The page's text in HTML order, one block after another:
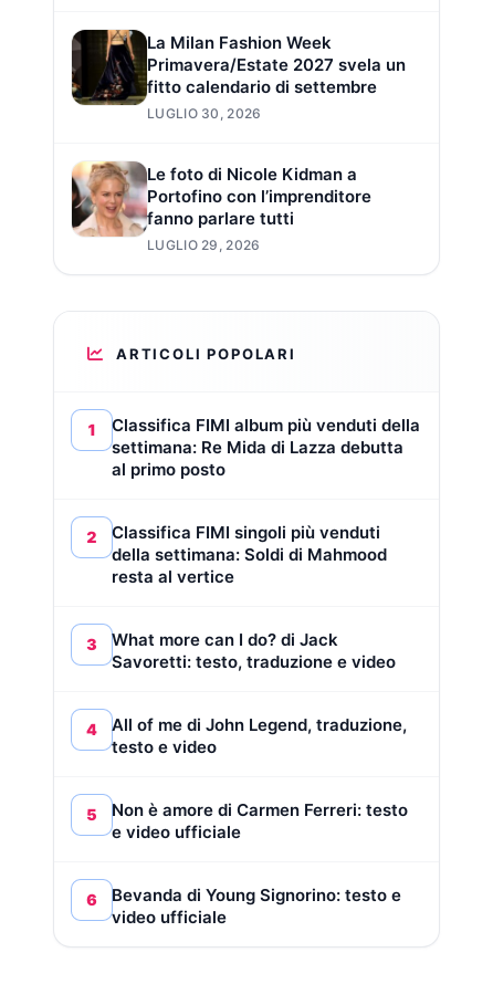
La Milan Fashion Week
Primavera/Estate 2027 svela un
fitto calendario di settembre
LUGLIO 30, 2026
Le foto di Nicole Kidman a
Portofino con l’imprenditore
fanno parlare tutti
LUGLIO 29, 2026
ARTICOLI POPOLARI
1
Classifica FIMI album più venduti della
settimana: Re Mida di Lazza debutta
al primo posto
2
Classifica FIMI singoli più venduti
della settimana: Soldi di Mahmood
resta al vertice
3
What more can I do? di Jack
Savoretti: testo, traduzione e video
4
All of me di John Legend, traduzione,
testo e video
5
Non è amore di Carmen Ferreri: testo
e video ufficiale
6
Bevanda di Young Signorino: testo e
video ufficiale